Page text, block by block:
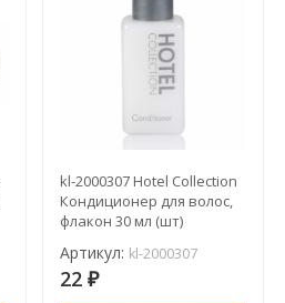
kl-2000307 Hotel Collection
Кондиционер для волос,
флакон 30 мл (шт)
Артикул: kl-2000307
22 ₽